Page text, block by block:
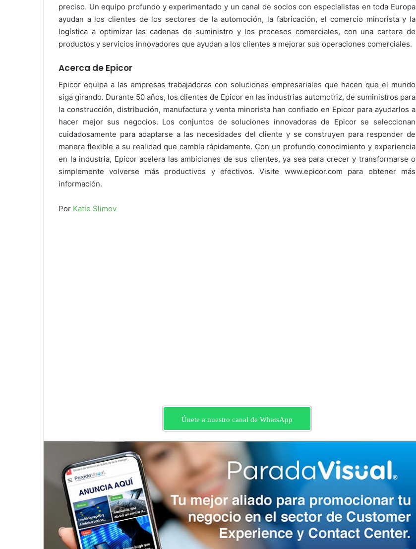
preciso. Un equipo profundo y experimentado y un canal de socios con especialistas en toda Europa
ayudan a los clientes de los sectores de la automoción, la fabricación, el comercio minorista y la
logística a optimizar las cadenas de suministro y los procesos comerciales, con una cartera de
productos y servicios innovadores que ayudan a los clientes a mejorar sus operaciones comerciales.
Acerca de Epicor
Epicor equipa a las empresas trabajadoras con soluciones empresariales que hacen que el mundo
siga girando. Durante 50 años, los clientes de Epicor en las industrias automotriz, de suministros para
la construcción, distribución, manufactura y venta minorista han confiado en Epicor para ayudarlos a
hacer mejor sus negocios. Los conjuntos de soluciones innovadoras de Epicor se seleccionan
cuidadosamente para adaptarse a las necesidades del cliente y se construyen para responder de
manera flexible a su realidad que cambia rápidamente. Con un profundo conocimiento y experiencia
en la industria, Epicor acelera las ambiciones de sus clientes, ya sea para crecer y transformarse o
simplemente volverse más productivos y efectivos. Visite www.epicor.com para obtener más
información.
Por Katie Slimov
Únete a nuestro canal de WhatsApp